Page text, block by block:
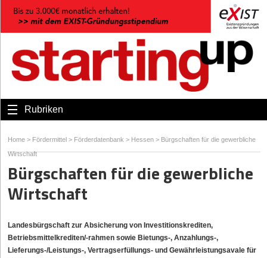
Rubriken
Home > Fördermittel > Förderdatenbank > Hessen > Bürgschaften für die gewerbliche
Wirtschaft
Bürgschaften für die gewerbliche
Wirtschaft
Landesbürgschaft zur Absicherung von Investitionskrediten,
Betriebsmittelkrediten/-rahmen sowie Bietungs-, Anzahlungs-,
Lieferungs-/Leistungs-, Vertragserfüllungs- und Gewährleistungsavale für